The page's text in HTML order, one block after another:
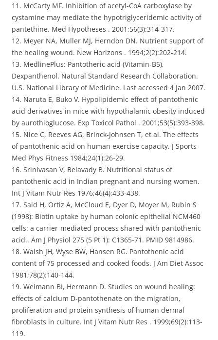
11. McCarty MF. Inhibition of acetyl-CoA carboxylase by
cystamine may mediate the hypotriglyceridemic activity of
pantethine. Med Hypotheses . 2001;56(3):314-317.
12. Meyer NA, Muller MJ, Herndon DN. Nutrient support of
the healing wound. New Horizons . 1994;2(2):202-214.
13. MedlinePlus: Pantotheric acid (Vitamin-B5),
Dexpanthenol. Natural Standard Research Collaboration.
U.S. National Library of Medicine. Last accessed 4 Jan 2007.
14. Naruta E, Buko V. Hypolipidemic effect of pantothenic
acid derivatives in mice with hypothalamic obesity induced
by aurothioglucose. Exp Toxicol Pathol . 2001;53(5):393-398.
15. Nice C, Reeves AG, Brinck-Johnsen T, et al. The effects
of pantothenic acid on human exercise capacity. J Sports
Med Phys Fitness 1984;24(1):26-29.
16. Srinivasan V, Belavady B. Nutritional status of
pantothenic acid in Indian pregnant and nursing women.
Int J Vitam Nutr Res 1976;46(4):433-438.
17. Said H, Ortiz A, McCloud E, Dyer D, Moyer M, Rubin S
(1998): Biotin uptake by human colonic epithelial NCM460
cells: a carrier-mediated process shared with pantothenic
acid.. Am J Physiol 275 (5 Pt 1): C1365-71. PMID 9814986.
18. Walsh JH, Wyse BW, Hansen RG. Pantothenic acid
content of 75 processed and cooked foods. J Am Diet Assoc
1981;78(2):140-144.
19. Weimann BI, Hermann D. Studies on wound healing:
effects of calcium D-pantothenate on the migration,
proliferation and protein synthesis of human dermal
fibroblasts in culture. Int J Vitam Nutr Res . 1999;69(2):113-
119.